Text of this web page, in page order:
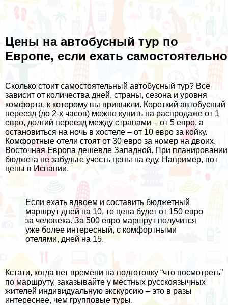
Цены на автобусный тур по
Европе, если ехать самостоятельно
Сколько стоит самостоятельный автобусный тур? Все
зависит от количества дней, страны, сезона и уровня
комфорта, к которому вы привыкли. Короткий автобусный
переезд (до 2-х часов) можно купить на распродаже от 1
евро, долгий переезд между странами – от 5 евро, а
остановиться на ночь в хостеле – от 10 евро за койку.
Комфортные отели стоят от 30 евро за номер на двоих.
Восточная Европа дешевле Западной. При планировании
бюджета не забудьте учесть цены на еду. Например, вот
цены в Испании.
Если ехать вдвоем и составить бюджетный
маршрут дней на 10, то цена будет от 150 евро
за человека. За 500 евро маршрут получится
уже более интересный, с комфортными
отелями, дней на 15.
Кстати, когда нет времени на подготовку “что посмотреть”
по маршруту, заказывайте у местных русскоязычных
жителей индивидуальную экскурсию – это в разы
интереснее, чем групповые туры.